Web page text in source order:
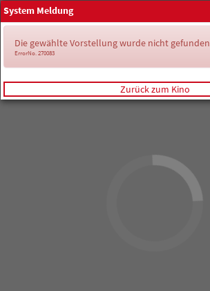
System Meldung
Die gewählte Vorstellung wurde nicht gefunden
ErrorNo. 270083
Zurück zum Kino